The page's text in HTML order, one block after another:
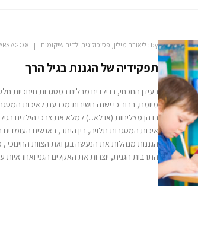
by : ליאורה מילין, פסיכולוגית ילדים שיקומית 8 YEARS AGO
תפקידיה של הגננת בגיל הרך
בעידן הנוכחי, בו ילדינו מבלים במסגרות חינוכיות
מיומם, ברור כי ישנה חשיבות מכרעת לאיכות
בו הן מצליחות (או לא...) למלא את צרכי הילדים
איכות המסגרות תלויה, בין היתר, באנשים העומדים
הגננות מנהלות את הנעשה בגן ואת הצוות החינוכי
התרבות הגנית, יוצרות את האקלים הגני ואחראיות